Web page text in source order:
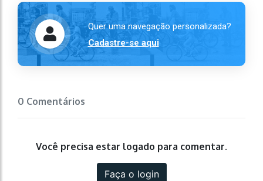
Quer uma navegação personalizada?
Cadastre-se aqui
0 Comentários
Você precisa estar logado para comentar.
Faça o login